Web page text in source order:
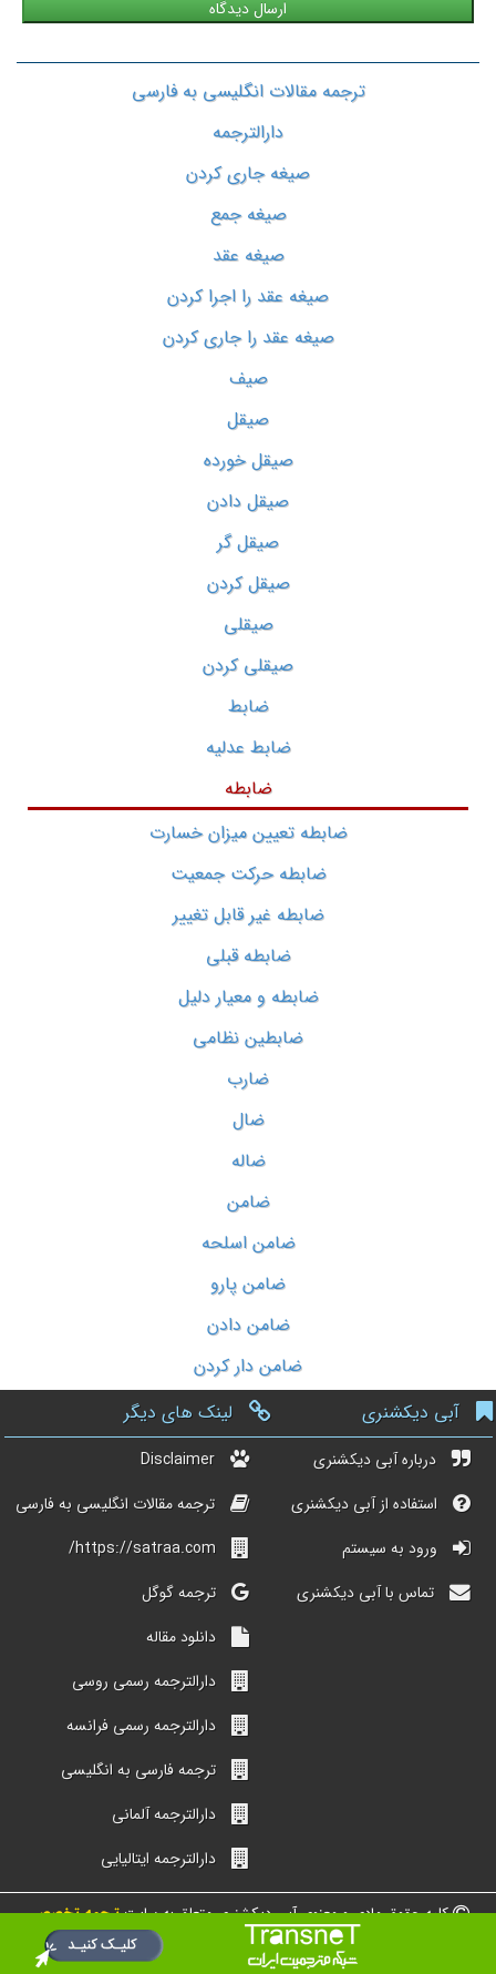
ترجمه مقالات انگلیسی به فارسی
دارالترجمه
صیغه جاری کردن
صیغه جمع
صیغه عقد
صیغه عقد را اجرا کردن
صیغه عقد را جاری کردن
صیف
صیقل
صیقل خورده
صیقل دادن
صیقل گر
صیقل کردن
صیقلی
صیقلی کردن
ضابط
ضابط عدلیه
ضابطه
ضابطه تعیین میزان خسارت
ضابطه حرکت جمعیت
ضابطه غیر قابل تغییر
ضابطه قبلی
ضابطه و معیار دلیل
ضابطین نظامی
ضارب
ضال
ضاله
ضامن
ضامن اسلحه
ضامن پارو
ضامن دادن
ضامن دار کردن
آبی دیکشنری
درباره آبی دیکشنری
استفاده از آبی دیکشنری
ورود به سیستم
تماس با آبی دیکشنری
لینک های دیگر
Disclaimer
ترجمه مقالات انگلیسی به فارسی
https://satraa.com/
ترجمه گوگل
دانلود مقاله
دارالترجمه رسمی روسی
دارالترجمه رسمی فرانسه
ترجمه فارسی به انگلیسی
دارالترجمه آلمانی
دارالترجمه ایتالیایی
کلیه حقوق مادی و معنوی آبی دیکشنری متعلق به سایتترجمه تخصصی
شبکه مترجمین ایران است.
طراحی و ساخت از گروه دیجیتالی محیط